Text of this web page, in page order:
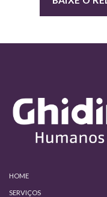
HOME
SERVIÇOS